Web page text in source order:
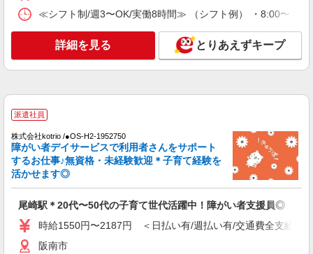
キープ 詳細を見る
≪シフト制/週3〜OK/実働8時間≫ （シフト例） ・8:00〜
詳細を見る とりあえずキープ
派遣社員
株式会社kotrio /●OS-H2-1952750
障がい者デイサービスで利用者さんをサポート
するお仕事♪無資格・未経験歓迎＊子育て経験を
活かせます◎
尾崎駅＊20代〜50代の子育て世代活躍中！障がい者支援員◎
時給1550円〜2187円 ＜日払い有/週払い有/交通費全支給(ガ
阪南市